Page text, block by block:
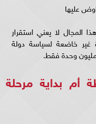
عليها
المجال لا يعني استقرار
غير خاضعة لسياسة دولة
أم بداية مرحلة